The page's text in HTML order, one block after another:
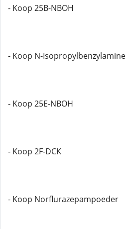
- Koop 25B-NBOH
- Koop N-Isopropylbenzylamine
- Koop 25E-NBOH
- Koop 2F-DCK
- Koop Norflurazepampoeder